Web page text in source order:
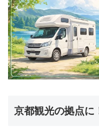
京都観光の拠点に